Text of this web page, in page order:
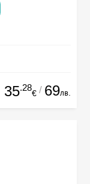
35.28
€ / 69лв.